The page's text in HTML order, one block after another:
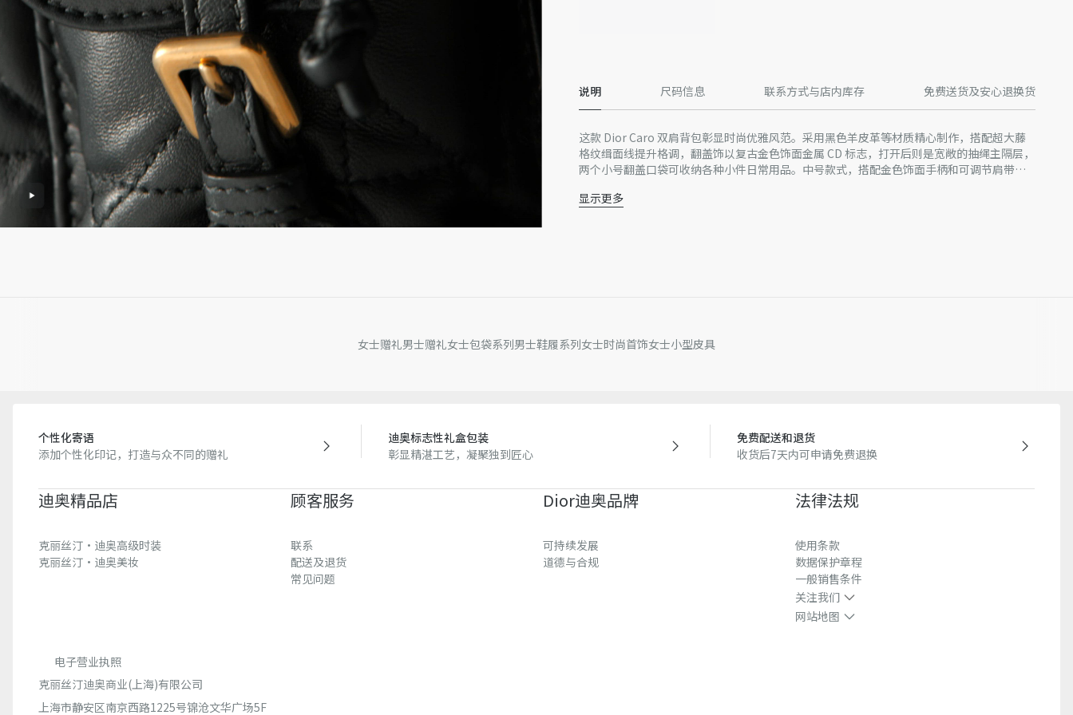
说明 尺码信息 联系方式与店内库存 免费送货及安心退换货
这款 Dior Caro 双肩背包彰显时尚优雅风范。采用黑色羊皮革等材质精心制作，搭配超大藤
格纹缉面线提升格调，翻盖饰以复古金色饰面金属 CD 标志，打开后则是宽敞的抽绳主隔层，
两个小号翻盖口袋可收纳各种小件日常用品。中号款式，搭配金色饰面手柄和可调节肩带，
主体：羊皮革，牛皮革
内含防尘袋
意大利制造
显示更多
女士赠礼男士赠礼女士包袋系列男士鞋履系列女士时尚首饰女士小型皮具
个性化寄语
添加个性化印记，打造与众不同的赠礼
迪奥标志性礼盒包装
彰显精湛工艺，凝聚独到匠心
免费配送和退货
收货后7天内可申请免费退换
迪奥精品店
克丽丝汀·迪奥高级时装
克丽丝汀·迪奥美妆
顾客服务
联系
配送及退货
常见问题
Dior迪奥品牌
可持续发展
道德与合规
法律法规
使用条款
数据保护章程
一般销售条件
关注我们
网站地图
电子营业执照
克丽丝汀迪奥商业(上海)有限公司
上海市静安区南京西路1225号锦沧文华广场5F